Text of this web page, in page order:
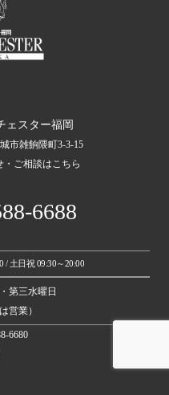
ェスター福岡
市雑餉隈町3-3-15
・ご相談はこちら
6688
/ 土日祝 09:30～20:00
第三水曜日
営業）
6680